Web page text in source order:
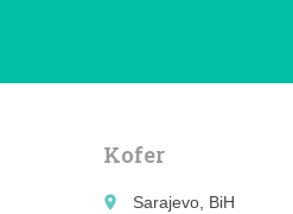
Kofer
place Sarajevo, BiH